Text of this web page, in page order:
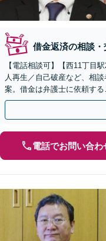
借金返済の相談・
【電話相談可】【西11丁目
人再生／自己破産など、相
案。借金は弁護士に依頼す
ひお早めにご相談ください
電話でお問い合わ